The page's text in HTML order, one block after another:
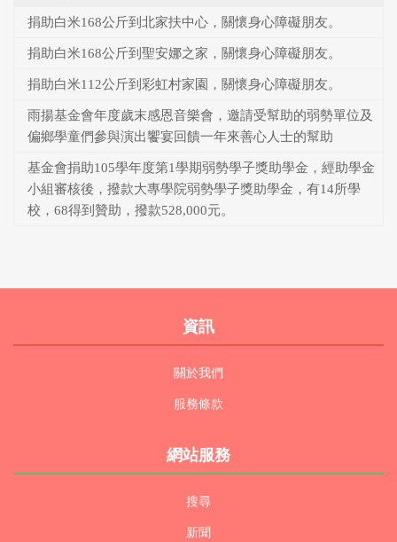
捐助白米168公斤到北家扶中心，關懷身心障礙朋友。
捐助白米168公斤到聖安娜之家，關懷身心障礙朋友。
捐助白米112公斤到彩虹村家園，關懷身心障礙朋友。
雨揚基金會年度歲末感恩音樂會，邀請受幫助的弱勢單位及
偏鄉學童們參與演出饗宴回饋一年來善心人士的幫助
基金會捐助105學年度第1學期弱勢學子獎助學金，經助學金
小組審核後，撥款大專學院弱勢學子獎助學金，有14所學
校，68得到贊助，撥款528,000元。
資訊
關於我們
服務條款
網站服務
搜尋
新聞